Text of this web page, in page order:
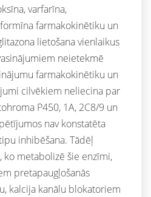
varfarīna,
farmakokinētiku un
lietošana vienlaikus
neietekmē
farmakokinētiku un
cilvēkiem neliecina par
P450, 1A, 2C8/9 un
nav konstatēta
inhibēšana. Tādēļ
metabolizē šie enzīmi,
pretapaugļošanās
kalcija kanālu blokatoriem